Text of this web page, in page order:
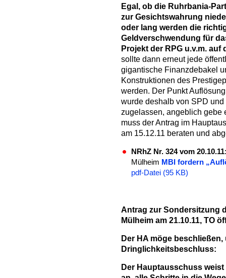
Egal, ob die Ruhrbania-
zur Gesichtswahrung
oder lang werden die
Geldverschwendung für
Projekt der RPG u.v.m.
sollte dann erneut jede
gigantische Finanzdebakel
Konstruktionen des
werden. Der Punkt
wurde deshalb von SPD
zugelassen, angeblich gebe
muss der Antrag im
am 15.12.11 beraten und
NRhZ Nr. 324 vom
Mülheim MBI fordern
pdf-Datei (95 KB)
Antrag zur Sondersitzung
Mülheim am 21.10.11, TO
Der HA möge beschließen,
Dringlichkeitsbeschluss:
Der Hauptausschuss